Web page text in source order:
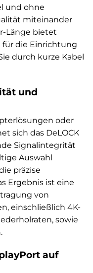
und ohne
miteinander
Länge bietet
für die Einrichtung
durch kurze Kabel
und
oder
sich das DeLOCK
Signalintegrität
Auswahl
präzise
Ergebnis ist eine
von
einschließlich 4K-
sowie
auf